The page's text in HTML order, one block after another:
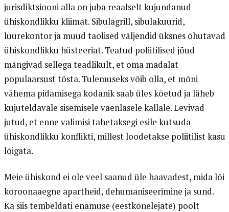
jurisdiktsiooni alla on juba reaalselt kujundanud
ühiskondlikku kliimat. Sibulagrill, sibulakuurid,
luurekontor ja muud taolised väljendid üksnes õhutavad
ühiskondlikku hüsteeriat. Teatud poliitilised jõud
mängivad sellega teadlikult, et oma madalat
populaarsust tõsta. Tulemuseks võib olla, et mõni
vähema pidamisega kodanik saab üles köetud ja läheb
kujuteldavale sisemisele vaenlasele kallale. Levivad
jutud, et enne valimisi tahetaksegi esile kutsuda
ühiskondlikku konflikti, millest loodetakse poliitilist kasu
lõigata.
Meie ühiskond ei ole veel saanud üle haavadest, mida lõi
koroonaaegne apartheid, dehumaniseerimine ja sund.
Ka siis tembeldati enamuse (eestkõnelejate) poolt